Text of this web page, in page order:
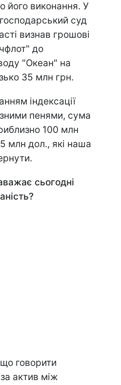
його виконання. У
суд
визнав грошові
до
"Океан" на
35 млн грн.
індексації
пенями, сума
100 млн
млн дол., які наша
сьогодні
говорити
актив між